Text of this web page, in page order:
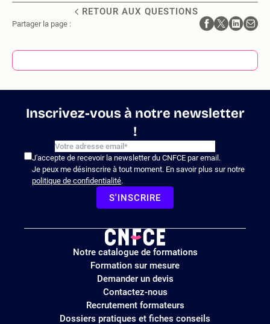
RETOUR AUX QUESTIONS
Partager la page :
Inscrivez-vous à notre newsletter
!
J'accepte de recevoir la newsletter du CNFCE par email.
Je peux me désinscrire à tout moment. En savoir plus sur notre
politique de confidentialité.
S'INSCRIRE
Logo
site
Notre catalogue de formations
Formation sur mesure
Demander un devis
Contactez-nous
Recrutement formateurs
Dossiers pratiques et fiches conseils